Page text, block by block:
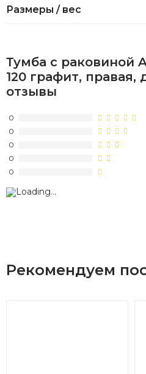
Размеры / вес
Тумба с раковиной
120 графит, правая,
отзывы
0
0
0
0
0
Рекомендуем